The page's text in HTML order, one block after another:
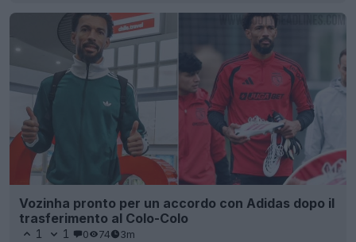
Vozinha pronto per un accordo con Adidas dopo il
trasferimento al Colo-Colo
1 1 0 74 3m